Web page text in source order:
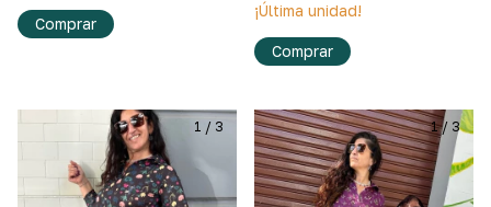
Comprar
¡Última unidad!
Comprar
1 / 3 1/ 3